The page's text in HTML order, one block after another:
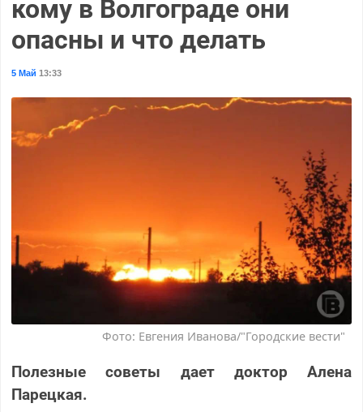
кому в Волгограде они
опасны и что делать
5 Май 13:33
Фото: Евгения Иванова/"Городские вести"
Полезные советы дает доктор Алена
Парецкая.